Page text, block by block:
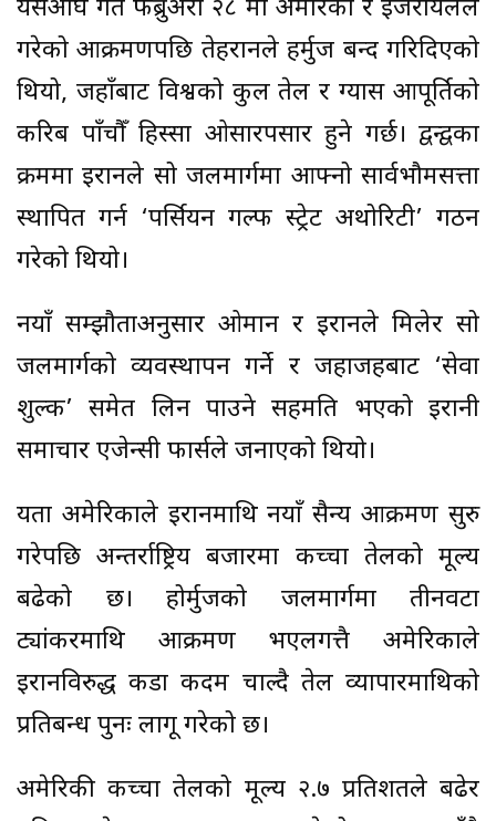
यसअघि गत फेब्रुअरी २८ मा अमेरिका र इजरायलले
गरेको आक्रमणपछि तेहरानले हर्मुज बन्द गरिदिएको
थियो, जहाँबाट विश्वको कुल तेल र ग्यास आपूर्तिको
करिब पाँचौँ हिस्सा ओसारपसार हुने गर्छ। द्वन्द्वका
क्रममा इरानले सो जलमार्गमा आफ्नो सार्वभौमसत्ता
स्थापित गर्न ‘पर्सियन गल्फ स्ट्रेट अथोरिटी’ गठन
गरेको थियो।
नयाँ सम्झौताअनुसार ओमान र इरानले मिलेर सो
जलमार्गको व्यवस्थापन गर्ने र जहाजहरूबाट ‘सेवा
शुल्क’ समेत लिन पाउने सहमति भएको इरानी
समाचार एजेन्सी फार्सले जनाएको थियो।
यता अमेरिकाले इरानमाथि नयाँ सैन्य आक्रमण सुरु
गरेपछि अन्तर्राष्ट्रिय बजारमा कच्चा तेलको मूल्य
बढेको छ। होर्मुजको जलमार्गमा तीनवटा
ट्यांकरमाथि आक्रमण भएलगत्तै अमेरिकाले
इरानविरुद्ध कडा कदम चाल्दै तेल व्यापारमाथिको
प्रतिबन्ध पुनः लागू गरेको छ।
अमेरिकी कच्चा तेलको मूल्य २.७ प्रतिशतले बढेर